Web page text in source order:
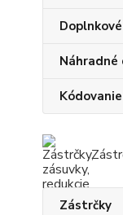
Zástrčky